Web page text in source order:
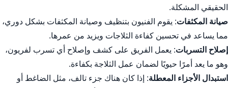
الحقيقي المشكلة.
صيانة المكثفات: يقوم الفنيون بتنظيف وصيانة المكثفات بشكل دوري،
مما يساعد في تحسين كفاءة الثلاجات ويزيد من عمرها.
إصلاح التسربات: يعمل الفريق على كشف وإصلاح أي تسرب لفريون،
وهو ما يعد أمرًا حيويًا لضمان عمل الثلاجة بكفاءة.
استبدال الأجزاء المعطلة: إذا كان هناك جزء تالف، مثل الضاغط أو